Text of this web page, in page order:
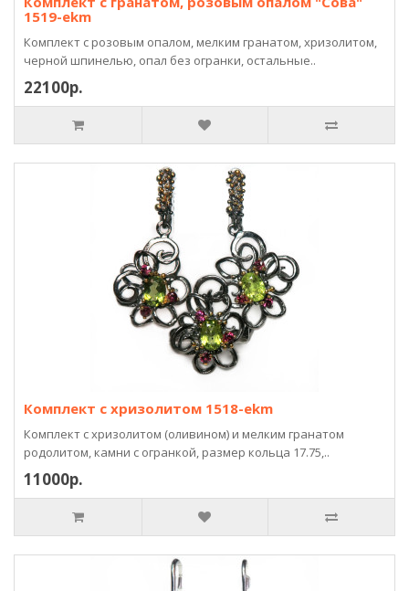
1519-ekm
Комплект с розовым опалом, мелким гранатом, хризолитом,
черной шпинелью, опал без огранки, остальные..
22100р.
Комплект с хризолитом 1518-ekm
Комплект с хризолитом (оливином) и мелким гранатом
родолитом, камни с огранкой, размер кольца 17.75,..
11000р.